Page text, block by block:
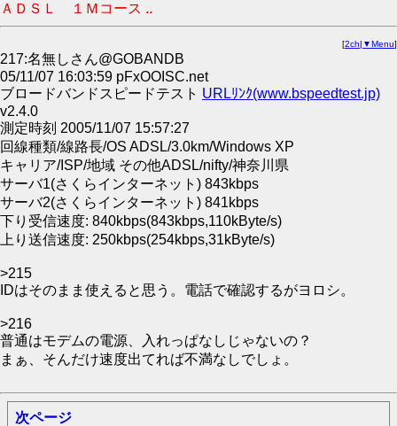
ＡＤＳＬ １Ｍコース ..
[2ch| ▼Menu]
217:名無しさん@GOBANDB
05/11/07 16:03:59 pFxOOISC.net
ブロードバンドスピードテスト URLﾘﾝｸ(www.bspeedtest.jp)
v2.4.0
測定時刻 2005/11/07 15:57:27
回線種類/線路長/OS ADSL/3.0km/Windows XP
キャリア/ISP/地域 その他ADSL/nifty/神奈川県
サーバ1(さくらインターネット) 843kbps
サーバ2(さくらインターネット) 841kbps
下り受信速度: 840kbps(843kbps,110kByte/s)
上り送信速度: 250kbps(254kbps,31kByte/s)
>215
IDはそのまま使えると思う。電話で確認するがヨロシ。
>216
普通はモデムの電源、入れっぱなしじゃないの？
まぁ、そんだけ速度出てれば不満なしでしょ。
次ページ